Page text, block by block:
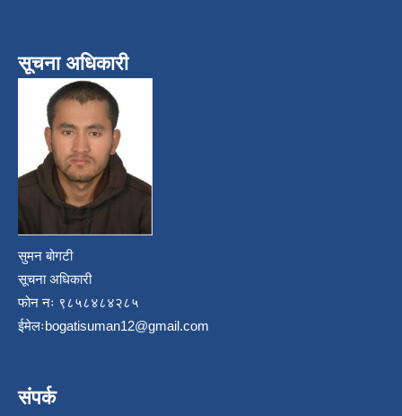
सूचना अधिकारी
सुमन बोगटी
सूचना अधिकारी
फोन नः ९८५८४८४२८५
ईमेलःbogatisuman12@gmail.com
संपर्क